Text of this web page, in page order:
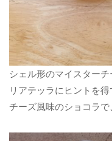
シェル形のマイスター
リアテッラにヒントを
チーズ風味のショコラで